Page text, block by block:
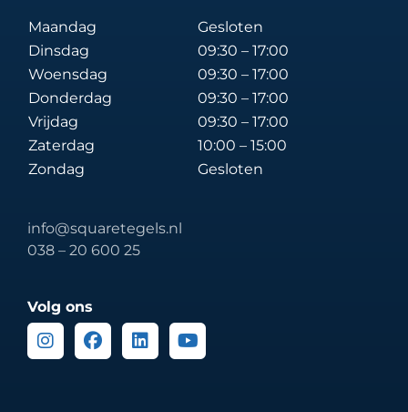
Maandag
Gesloten
Dinsdag
09:30 – 17:00
Woensdag
09:30 – 17:00
Donderdag
09:30 – 17:00
Vrijdag
09:30 – 17:00
Zaterdag
10:00 – 15:00
Zondag
Gesloten
info@squaretegels.nl
038 – 20 600 25
Volg ons
InstagramFacebook
LinkedinYoutube